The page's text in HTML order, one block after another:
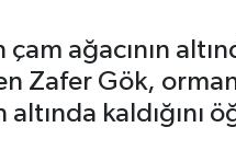
ağacının
Zafer Gök,
kaldığını